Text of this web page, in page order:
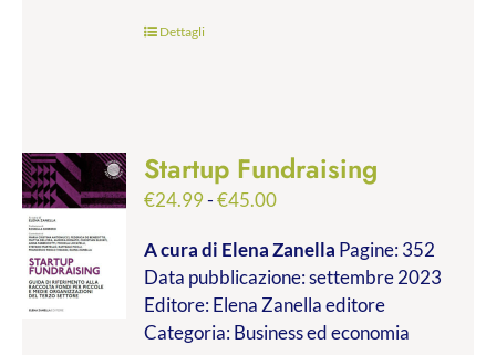
Dettagli
Startup Fundraising
€24.99-€45.00Fascia
prezzo:
da
€24.99
a
A cura di Elena Zanella Pagine: 352
Data pubblicazione: settembre 2023
Editore: Elena Zanella editore
Categoria: Business ed economia